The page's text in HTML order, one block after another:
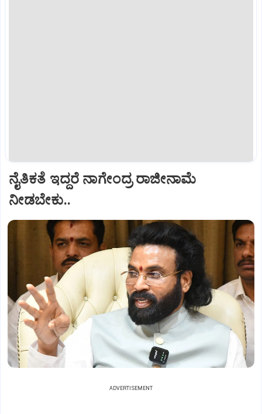
ನೈತಿಕತೆ ಇದ್ದರೆ ನಾಗೇಂದ್ರ ರಾಜೀನಾಮೆ
ನೀಡಬೇಕು..
ADVERTISEMENT